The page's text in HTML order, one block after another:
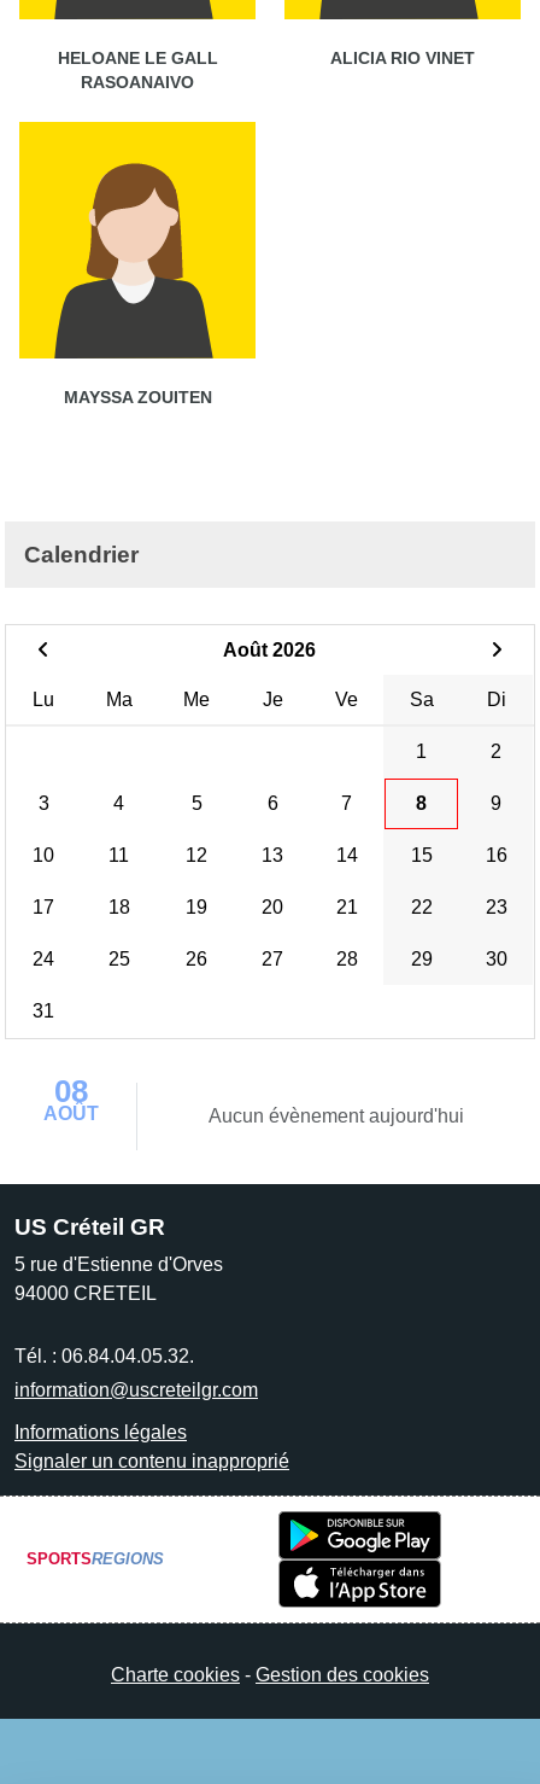
HELOANE LE GALL
RASOANAIVO
ALICIA RIO VINET
MAYSSA ZOUITEN
Calendrier
Août 2026
Lu Ma Me Je Ve Sa Di
1 2
3 4 5 6 7 8 9
10 11 12 13 14 15 16
17 18 19 20 21 22 23
24 25 26 27 28 29 30
31
08
AOÛT Aucun évènement aujourd'hui
US Créteil GR
5 rue d'Estienne d'Orves
94000 CRETEIL
Tél. : 06.84.04.05.32.
information@uscreteilgr.com
Informations légales
Signaler un contenu inapproprié
SPORTSREGIONS
Charte cookies Gestion des cookies